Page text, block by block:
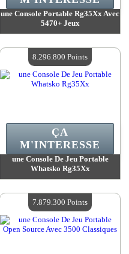
une Console Portable Rg35Xx Avec
5470+ Jeux
Quantité Disponible :4
une Console De Jeu Portable
Whatsko Rg35Xx
Quantité Disponible :4
ÇA
M'INTERESSE
8.296.800 Points
7.879.300 Points